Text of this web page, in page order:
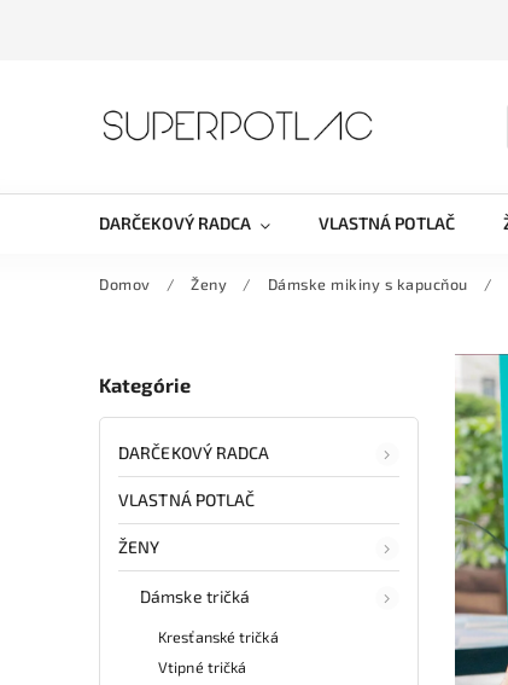
DARČEKOVÝ RADCA VLASTNÁ POTLAČ
Domov / Ženy / Dámske mikiny s kapucňou /
Kategórie
DARČEKOVÝ RADCA
VLASTNÁ POTLAČ
ŽENY
Dámske tričká
Kresťanské tričká
Vtipné tričká